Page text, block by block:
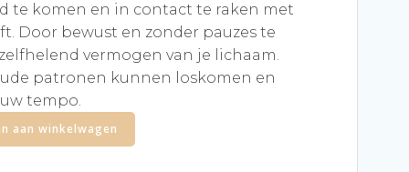
te komen en in contact te raken met
Door bewust en zonder pauzes te
vermogen van je lichaam.
patronen kunnen loskomen en
tempo.
aan winkelwagen